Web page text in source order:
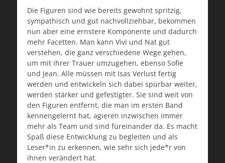
Die Figuren sind wie bereits gewohnt spritzig,
sympathisch und gut nachvollziehbar, bekommen
nun aber eine ernstere Komponente und dadurch
mehr Facetten. Man kann Vivi und Nat gut
verstehen, die ganz verschiedene Wege gehen,
um mit ihrer Trauer umzugehen, ebenso Sofie
und Jean. Alle müssen mit Isas Verlust fertig
werden und entwickeln sich dabei spürbar weiter,
werden stärker und gefestigter. Sie sind weit von
den Figuren entfernt, die man im ersten Band
kennengelernt hat, agieren inzwischen immer
mehr als Team und sind füreinander da. Es macht
Spaß diese Entwicklung zu begleiten und als
Leser*in zu erkennen, wie sehr sich jede*r von
ihnen verändert hat.